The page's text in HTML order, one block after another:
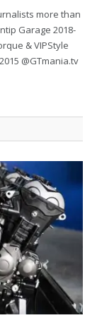
more than
Garage 2018-
& VIPStyle
@GTmania.tv